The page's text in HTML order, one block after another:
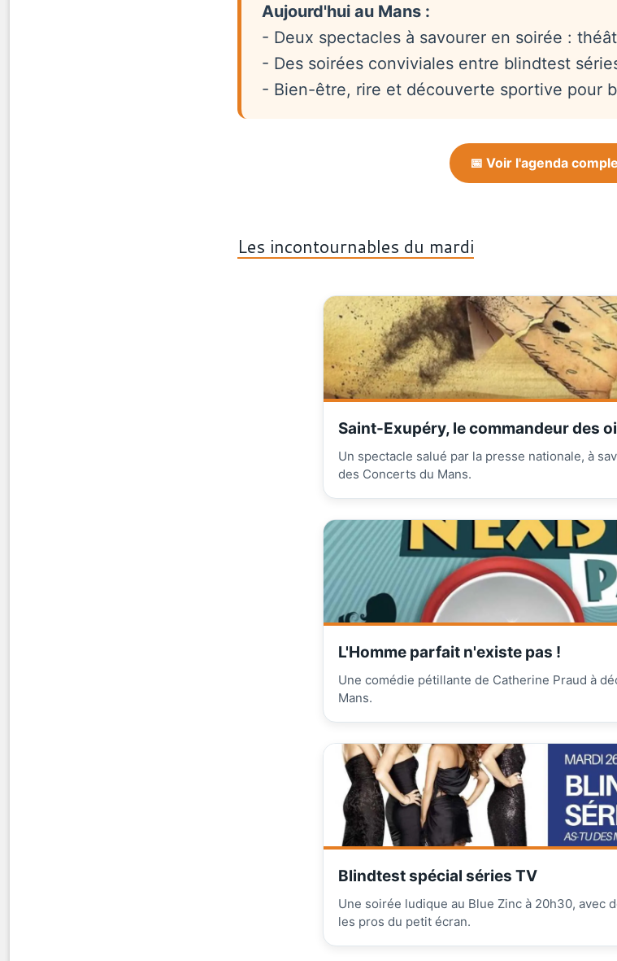
Aujourd'hui au Mans :
- Deux spectacles à savourer en soirée :
- Des soirées conviviales entre blindtest
- Bien-être, rire et découverte sportive pour
📅 Voir l'agenda
Les incontournables du mardi
Saint-Exupéry, le commandeur des
Un spectacle salué par la presse nationale, à
des Concerts du Mans.
L'Homme parfait n'existe pas !
Une comédie pétillante de Catherine Praud à
Mans.
Blindtest spécial séries TV
Une soirée ludique au Blue Zinc à 20h30, avec
les pros du petit écran.